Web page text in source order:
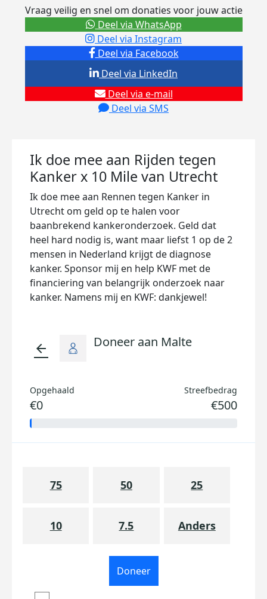
Vraag veilig en snel om donaties voor jouw actie
Deel via Facebook
Deel via Instagram
Deel via e-mail
Deel via SMS
Deel via LinkedIn
Deel via WhatsApp
Ik doe mee aan Rijden tegen
Kanker x 10 Mile van Utrecht
Ik doe mee aan Rennen tegen Kanker in
Utrecht om geld op te halen voor
baanbrekend kankeronderzoek. Geld dat
heel hard nodig is, want maar liefst 1 op de 2
mensen in Nederland krijgt de diagnose
kanker. Sponsor mij en help KWF met de
financiering van belangrijk onderzoek naar
kanker. Namens mij en KWF: dankjewel!
arrow_back Doneer aan Malte
Opgehaald
€0
Streefbedrag
€500
75 50 25
10 7.5 Anders
Doneer